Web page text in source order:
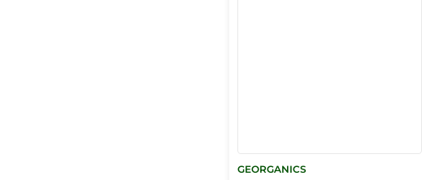
GEORGANICS